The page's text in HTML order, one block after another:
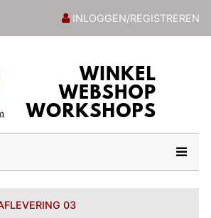
INLOGGEN/REGISTREREN
03